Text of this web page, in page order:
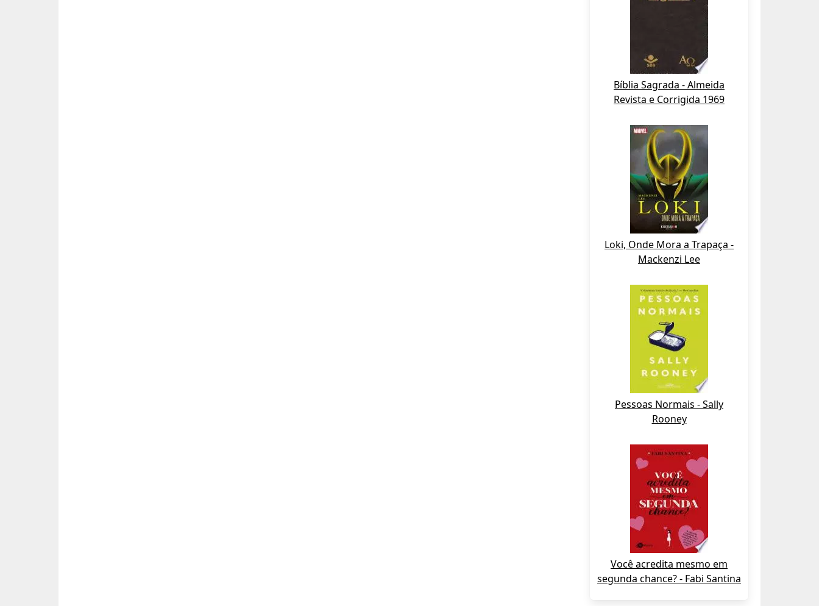
Bíblia Sagrada - Almeida
Revista e Corrigida 1969
Loki, Onde Mora a Trapaça -
Mackenzi Lee
Pessoas Normais - Sally
Rooney
Você acredita mesmo em
segunda chance? - Fabi Santina